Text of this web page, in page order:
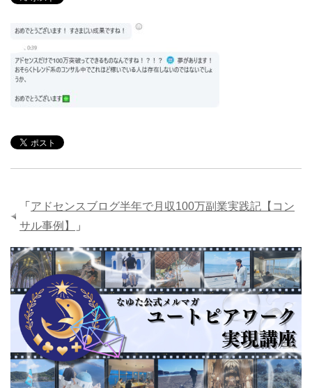
「 アドセンスブログ半年で月収100万副業実践記【コン
サル事例】
」